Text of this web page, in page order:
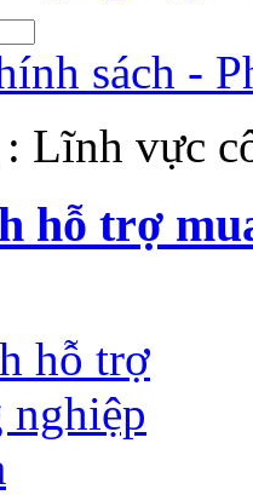
sách -
Lĩnh vực
hỗ trợ